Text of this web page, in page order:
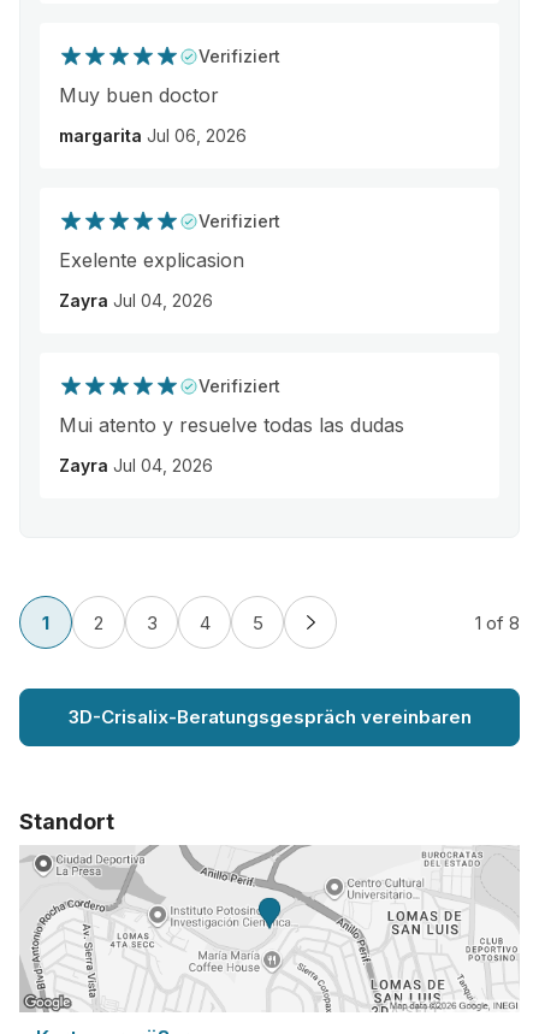
Verifiziert
Muy buen doctor
margarita Jul 06, 2026
Verifiziert
Exelente explicasion
Zayra Jul 04, 2026
Verifiziert
Mui atento y resuelve todas las dudas
Zayra Jul 04, 2026
1 2 3 4 5 1 of 8
3D-Crisalix-Beratungsgespräch vereinbaren
Standort